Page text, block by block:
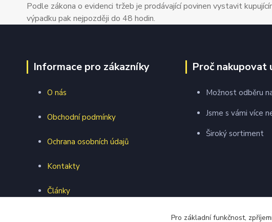
Podle zákona o evidenci tržeb je prodávající povinen vystavit
výpadku pak nejpozději do 48 hodin.
Informace pro zákazníky
O nás
Obchodní podmínky
Ochrana osobních údajů
Kontakty
Články
Proč nakupovat
Možnost odběru
Jsme s vámi více
Široký sortiment
Pro základní funkčnost,